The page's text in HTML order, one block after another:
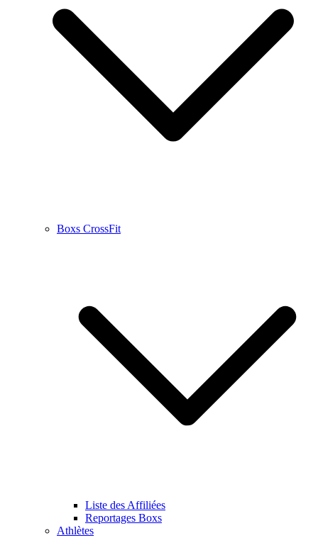
Boxs CrossFit
Liste des Affiliées
Reportages Boxs
Athlètes